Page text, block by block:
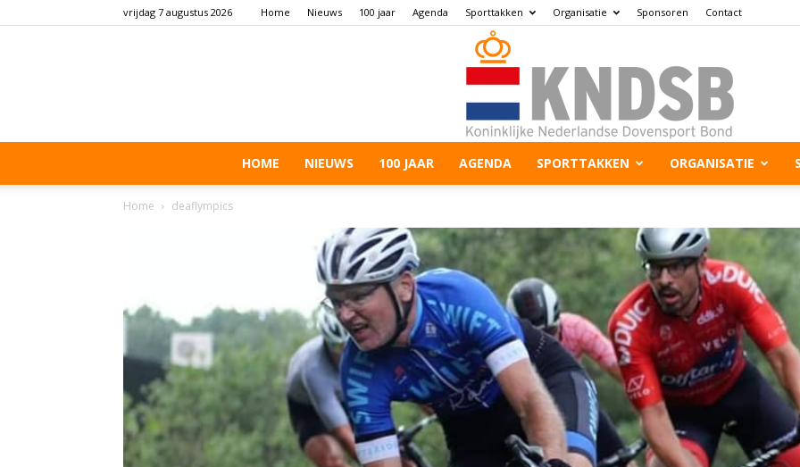
vrijdag 7 augustus 2026 Home Nieuws 100 jaar Agenda Sporttakken Organisatie Sponsoren Contact
HOME NIEUWS 100 JAAR AGENDA SPORTTAKKEN ORGANISATIE
Home deaflympics